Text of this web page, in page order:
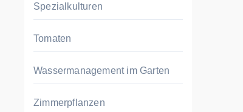
Spezialkulturen
Tomaten
Wassermanagement im Garten
Zimmerpflanzen